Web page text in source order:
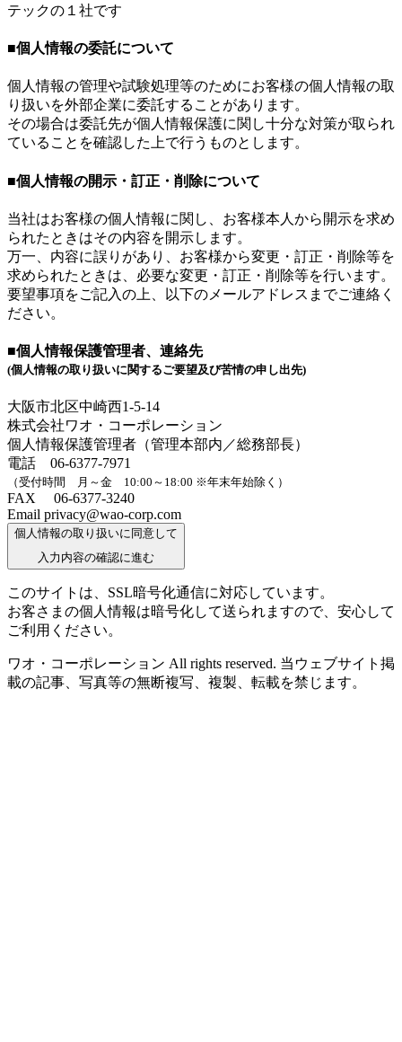
テックの１社です
■個人情報の委託について
個人情報の管理や試験処理等のためにお客様の個人情報の取
り扱いを外部企業に委託することがあります。
その場合は委託先が個人情報保護に関し十分な対策が取られ
ていることを確認した上で行うものとします。
■個人情報の開示・訂正・削除について
当社はお客様の個人情報に関し、お客様本人から開示を求め
られたときはその内容を開示します。
万一、内容に誤りがあり、お客様から変更・訂正・削除等を
求められたときは、必要な変更・訂正・削除等を行います。
要望事項をご記入の上、以下のメールアドレスまでご連絡く
ださい。
■個人情報保護管理者、連絡先
(個人情報の取り扱いに関するご要望及び苦情の申し出先)
大阪市北区中崎西1-5-14
株式会社ワオ・コーポレーション
個人情報保護管理者（管理本部内／総務部長）
電話 06-6377-7971
（受付時間 月～金 10:00～18:00 ※年末年始除く）
FAX 06-6377-3240
Email privacy@wao-corp.com
個人情報の取り扱いに同意して
入力内容の確認に進む
このサイトは、SSL暗号化通信に対応しています。
お客さまの個人情報は暗号化して送られますので、安心して
ご利用ください。
ワオ・コーポレーション All rights reserved. 当ウェブサイト掲
載の記事、写真等の無断複写、複製、転載を禁じます。